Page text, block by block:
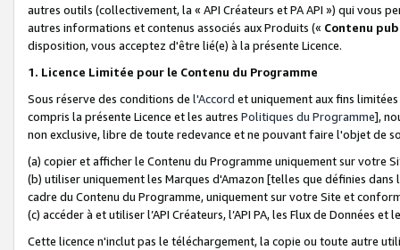
autres outils (collectivement, la « API Créateurs et PA API ») qui vous
autres informations et contenus associés aux Produits (« Contenu
disposition, vous acceptez d'être lié(e) à la présente Licence.
1. Licence Limitée pour le Contenu du Programme
Sous réserve des conditions de l'Accord et uniquement aux fins
compris la présente Licence et les autres Politiques du Programme],
non exclusive, libre de toute redevance et ne pouvant faire l'objet de
(a) copier et afficher le Contenu du Programme uniquement sur votre
(b) utiliser uniquement les Marques d'Amazon [telles que définies dans
cadre du Contenu du Programme, uniquement sur votre Site et
(c) accéder à et utiliser l’API Créateurs, l’API PA, les Flux de Données
Cette licence n'inclut pas le téléchargement, la copie ou toute autre